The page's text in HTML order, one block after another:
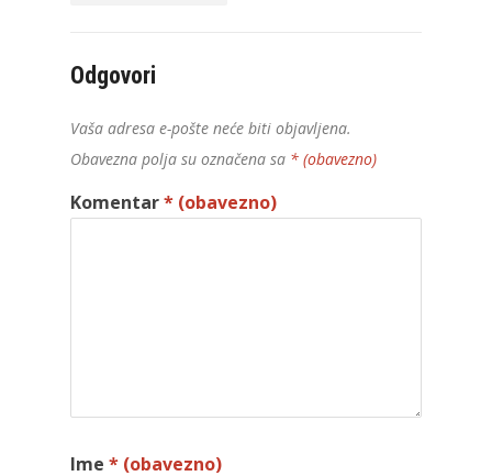
Odgovori
Vaša adresa e-pošte neće biti objavljena.
Obavezna polja su označena sa * (obavezno)
Komentar* (obavezno)
Ime * (obavezno)